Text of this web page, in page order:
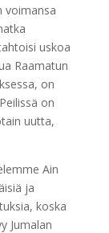
voimansa
uskoa
Raamatun
on
on
uutta,
Ain
ja
koska
Jumalan